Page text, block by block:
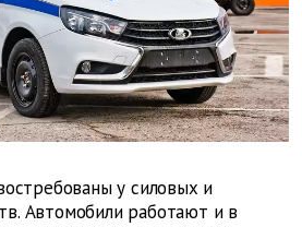
у силовых и
Автомобили работают и в